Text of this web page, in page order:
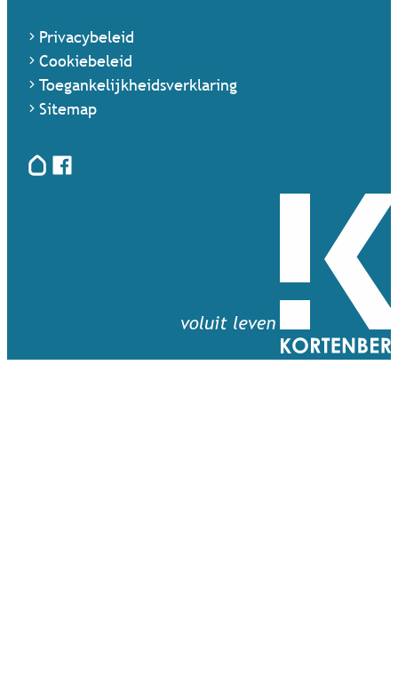
Privacybeleid
Cookiebeleid
Toegankelijkheidsverklaring
Sitemap
HoplrFacebook